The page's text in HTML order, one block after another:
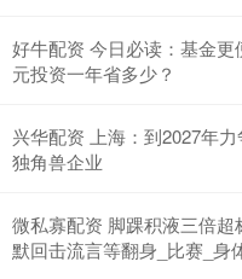
好牛配资 今日必读：基金
元投资一年省多少？
兴华配资 上海：到2027年
独角兽企业
微私寡配资 脚踝积液三倍
默回击流言等翻身_比赛_身